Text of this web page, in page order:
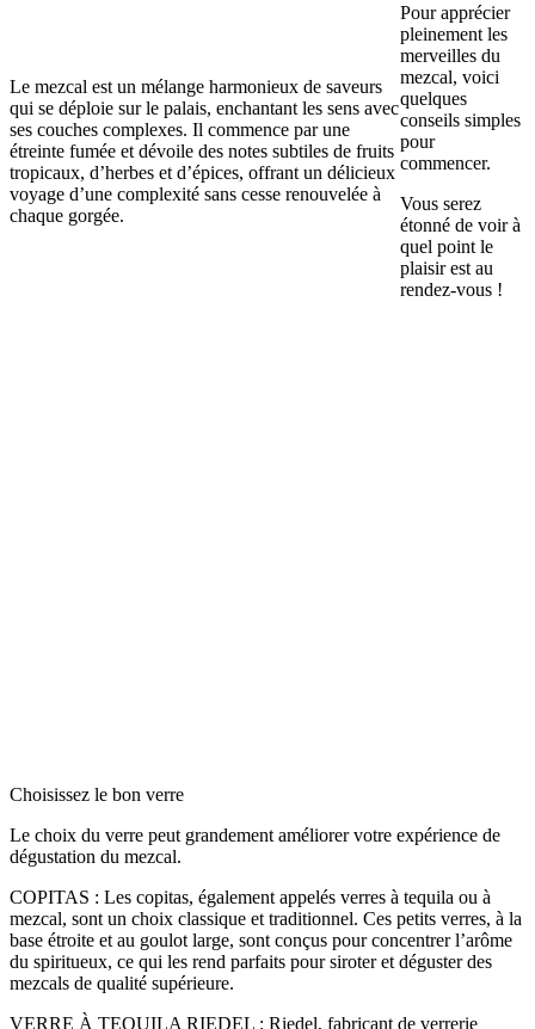
Le mezcal est un mélange harmonieux de saveurs
qui se déploie sur le palais, enchantant les sens avec
ses couches complexes. Il commence par une
étreinte fumée et dévoile des notes subtiles de fruits
tropicaux, d’herbes et d’épices, offrant un délicieux
voyage d’une complexité sans cesse renouvelée à
chaque gorgée.
Pour apprécier
pleinement les
merveilles du
mezcal, voici
quelques
conseils simples
pour
commencer.
Vous serez
étonné de voir à
quel point le
plaisir est au
rendez-vous !
Choisissez le bon verre
Le choix du verre peut grandement améliorer votre expérience de
dégustation du mezcal.
COPITAS : Les copitas, également appelés verres à tequila ou à
mezcal, sont un choix classique et traditionnel. Ces petits verres, à la
base étroite et au goulot large, sont conçus pour concentrer l’arôme
du spiritueux, ce qui les rend parfaits pour siroter et déguster des
mezcals de qualité supérieure.
VERRE À TEQUILA RIEDEL : Riedel, fabricant de verrerie